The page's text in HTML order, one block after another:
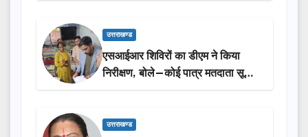
उत्तराखण्ड
एसआईआर शिविरों का डीएम ने किया
निरीक्षण, बोले—कोई पात्र मतदाता सूची
से न छूटे…
उत्तराखण्ड